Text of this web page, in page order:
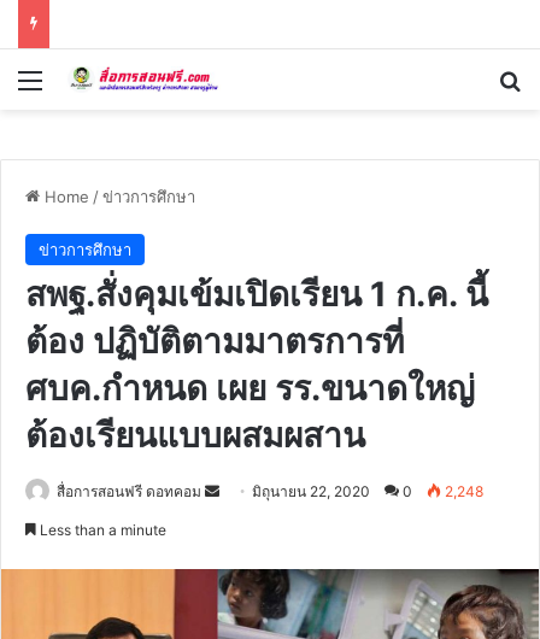
Menu
Home /ข่าวการศึกษา
ข่าวการศึกษา
สพฐ.สั่งคุมเข้มเปิดเรียน 1 ก.ค. นี้
ต้อง ปฏิบัติตามมาตรการที่
ศบค.กำหนด เผย รร.ขนาดใหญ่
ต้องเรียนแบบผสมผสาน
สื่อการสอนฟรี ดอทคอม
Sendมิถุนายน 22, 2020 0 2,248
Less than a minute